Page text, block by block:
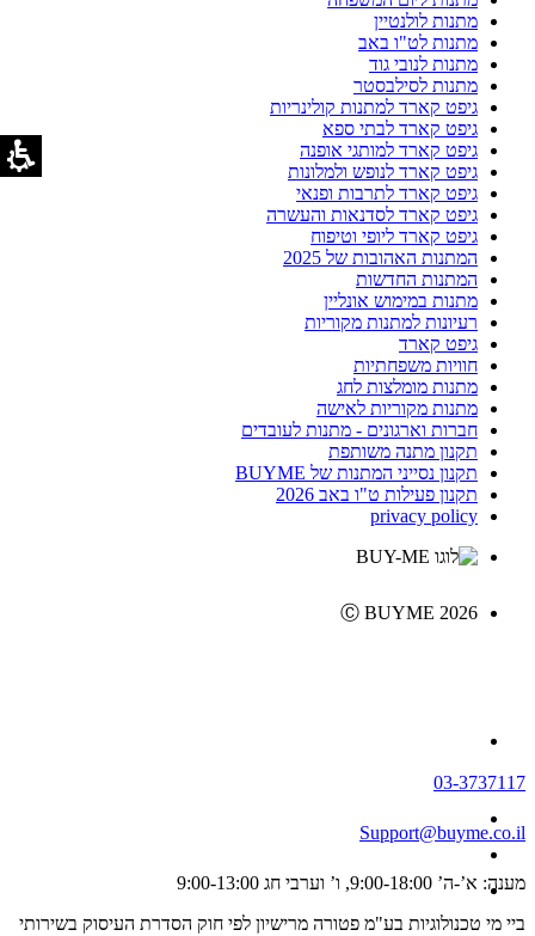
מתנות לולנטיין
מתנות לט"ו באב
מתנות לנובי גוד
מתנות לסילבסטר
גיפט קארד למתנות קולינריות
גיפט קארד לבתי ספא
גיפט קארד למותגי אופנה
גיפט קארד לנופש ולמלונות
גיפט קארד לתרבות ופנאי
גיפט קארד לסדנאות והעשרה
גיפט קארד ליופי וטיפוח
המתנות האהובות של 2025
המתנות החדשות
מתנות במימוש אונליין
רעיונות למתנות מקוריות
גיפט קארד
חוויות משפחתיות
מתנות מומלצות לחג
מתנות מקוריות לאישה
חברות וארגונים - מתנות לעובדים
תקנון מתנה משותפת
תקנון נסייני המתנות של BUYME
תקנון פעילות ט"ו באב 2026
privacy policy
Ⓒ BUYME 2026
03-3737117
Support@buyme.co.il
מענה: א’-ה’ 9:00-18:00, ו’ וערבי חג 9:00-13:00
ביי מי טכנולוגיות בע"מ פטורה מרישיון לפי חוק הסדרת העיסוק בשירותי